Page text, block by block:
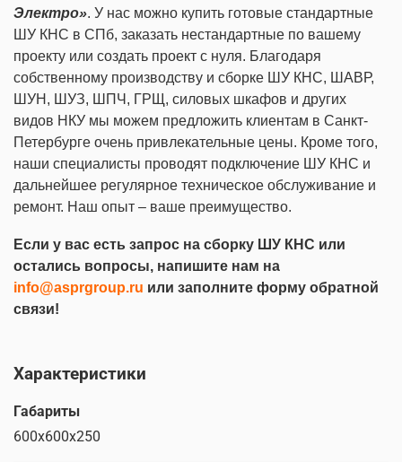
Электро». У нас можно купить готовые стандартные
ШУ КНС в СПб, заказать нестандартные по вашему
проекту или создать проект с нуля. Благодаря
собственному производству и сборке ШУ КНС, ШАВР,
ШУН, ШУЗ, ШПЧ, ГРЩ, силовых шкафов и других
видов НКУ мы можем предложить клиентам в Санкт-
Петербурге очень привлекательные цены. Кроме того,
наши специалисты проводят подключение ШУ КНС и
дальнейшее регулярное техническое обслуживание и
ремонт. Наш опыт – ваше преимущество.
Если у вас есть запрос на сборку ШУ КНС или
остались вопросы, напишите нам на
info@asprgroup.ru или заполните форму обратной
связи!
Характеристики
Габариты
600х600х250